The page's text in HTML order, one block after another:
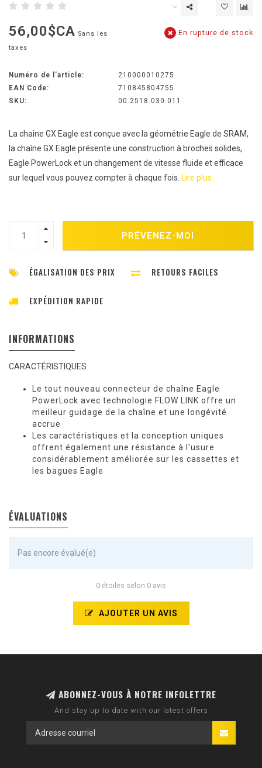
56,00$CA Sans les
taxes
En rupture de stock
Numéro de l'article:
210000010275
EAN Code:
710845804755
SKU:
00.2518.030.011
La chaîne GX Eagle est conçue avec la géométrie Eagle de SRAM,
la chaîne GX Eagle présente une construction à broches solides,
Eagle PowerLock et un changement de vitesse fluide et efficace
sur lequel vous pouvez compter à chaque fois. Lire plus..
PRÉVENEZ-MOI
ÉGALISATION DES PRIX RETOURS FACILES
EXPÉDITION RAPIDE
INFORMATIONS
CARACTÉRISTIQUES
Le tout nouveau connecteur de chaîne Eagle
PowerLock avec technologie FLOW LINK offre un
meilleur guidage de la chaîne et une longévité
accrue
Les caractéristiques et la conception uniques
offrent également une résistance à l'usure
considérablement améliorée sur les cassettes et
les bagues Eagle
ÉVALUATIONS
Pas encore évalué(e)
0 étoiles selon 0 avis
AJOUTER UN AVIS
ABONNEZ-VOUS À NOTRE INFOLETTRE
And stay up to date with our latest offers